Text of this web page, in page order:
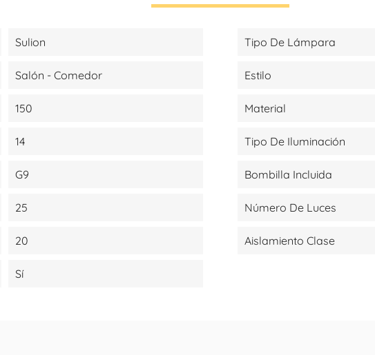
Sulion Tipo De Lámpara
Salón - Comedor Estilo
150 Material
14 Tipo De Iluminación
G9 Bombilla Incluida
25 Número De Luces
20 Aislamiento Clase
Sí